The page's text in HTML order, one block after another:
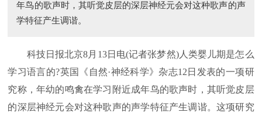
年鸟的歌声时，其听觉皮层的深层神经元会对这种歌声的声
学特征产生调谐。
科技日报北京8月13日电(记者张梦然)人类婴儿期是怎么
学习语言的?英国《自然·神经科学》杂志12日发表的一项研
究称，年幼的鸣禽在学习附近成年鸟的歌声时，其听觉皮层
的深层神经元会对这种歌声的声学特征产生调谐。这项研究